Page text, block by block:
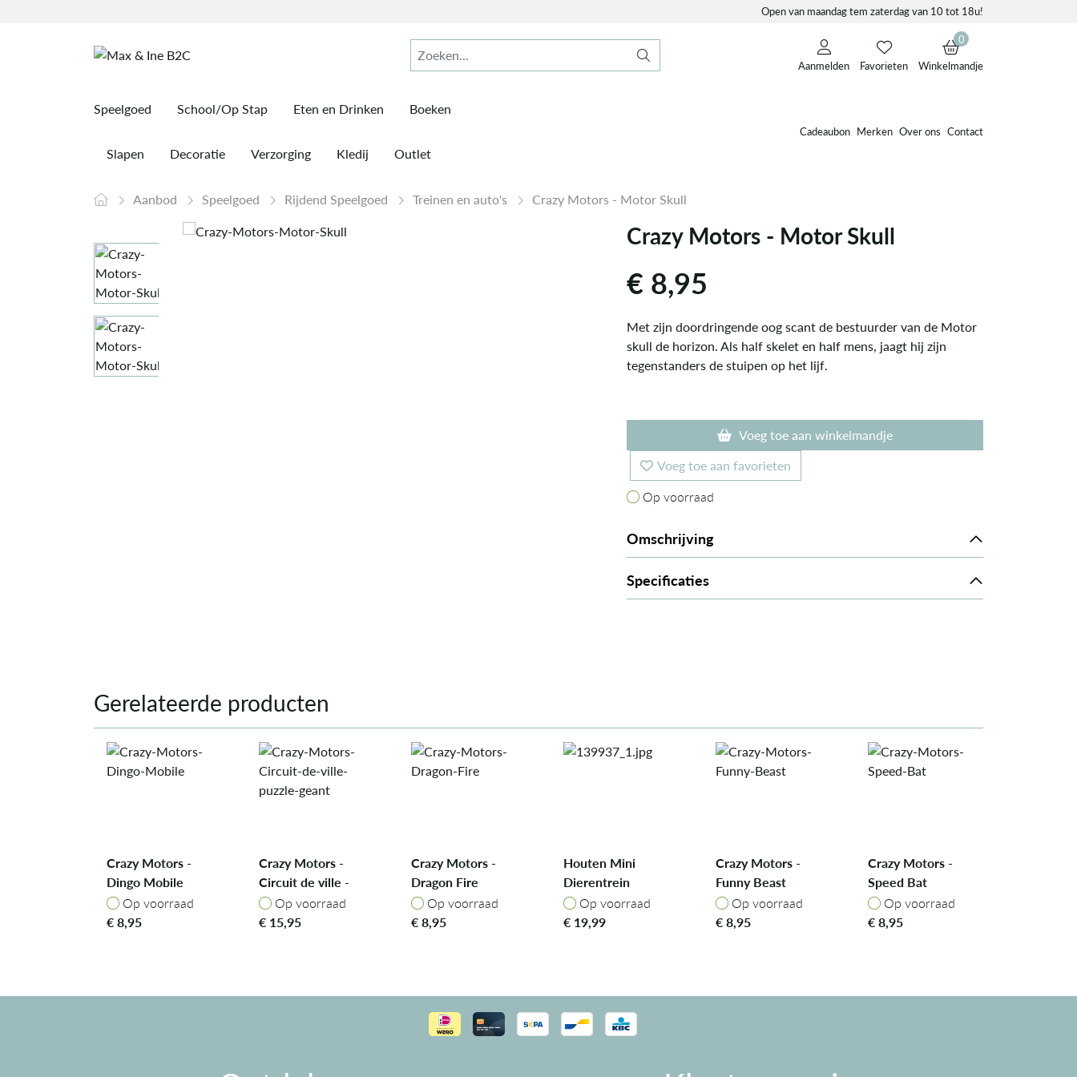
Open van maandag tem zaterdag van 10 tot 18u!
Aanmelden Favorieten
0
Winkelmandje
Speelgoed School/Op Stap Eten en Drinken Boeken
Slapen Decoratie Verzorging Kledij Outlet
Cadeaubon Merken Over ons Contact
Aanbod Speelgoed Rijdend Speelgoed Treinen en auto's Crazy Motors - Motor Skull
Crazy Motors - Motor Skull
€8,95
Met zijn doordringende oog scant de bestuurder van de Motor
skull de horizon. Als half skelet en half mens, jaagt hij zijn
tegenstanders de stuipen op het lijf.
Voeg toe aan winkelmandje
Voeg toe aan favorieten
Op voorraad
Op voorraad
Omschrijving
Specificaties
Gerelateerde producten
Crazy Motors -
Dingo Mobile
Op voorraad
Op voorraad
€8,95
Crazy Motors -
Circuit de ville -
puzzle géant
Op voorraad
Op voorraad
€ 15,95
Crazy Motors -
Dragon Fire
Op voorraad
Op voorraad
€8,95
Houten Mini
Dierentrein
Op voorraad
Op voorraad
€ 19,99
Crazy Motors -
Funny Beast
Op voorraad
Op voorraad
€8,95
Crazy Motors -
Speed Bat
Op voorraad
Op voorraad
€8,95